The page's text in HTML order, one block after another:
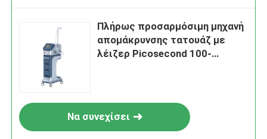
Πλήρως προσαρμόσιμη μηχανή
απομάκρυνσης τατουάζ με
λέιζερ Picosecond 100-
Να συνεχίσει